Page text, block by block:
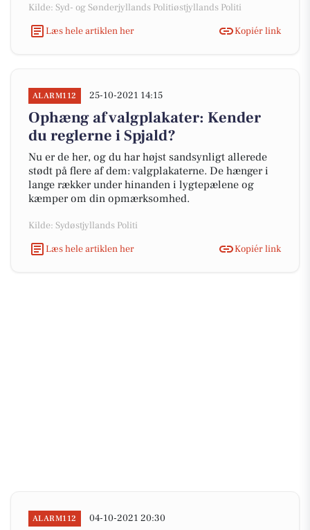
Kilde: Syd- og Sønderjyllands Politiøstjyllands Politi
Læs hele artiklen her
Kopiér link
ALARM112 25-10-2021 14:15
Ophæng af valgplakater: Kender
du reglerne i Spjald?
Nu er de her, og du har højst sandsynligt allerede
stødt på flere af dem: valgplakaterne. De hænger i
lange rækker under hinanden i lygtepælene og
kæmper om din opmærksomhed.
Kilde: Sydøstjyllands Politi
Læs hele artiklen her
Kopiér link
ALARM112 04-10-2021 20:30